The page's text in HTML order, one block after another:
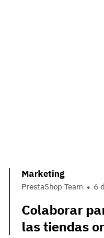
Marketing
PrestaShop Team 6
Colaborar
las tiendas